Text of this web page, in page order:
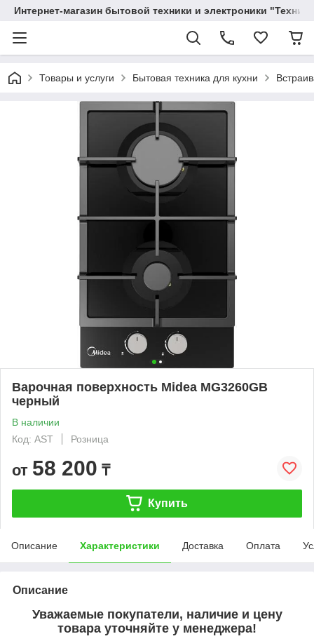
Интернет-магазин бытовой техники и электроники
Товары и услуги Бытовая техника для кухни
Варочная поверхность Midea MG3260GB
черный
В наличии
Код: AST
Розница
от 58 200 ₸
Купить
Описание Характеристики Доставка Оплата
Описание
Уважаемые покупатели, наличие и цену
товара уточняйте у менеджера!